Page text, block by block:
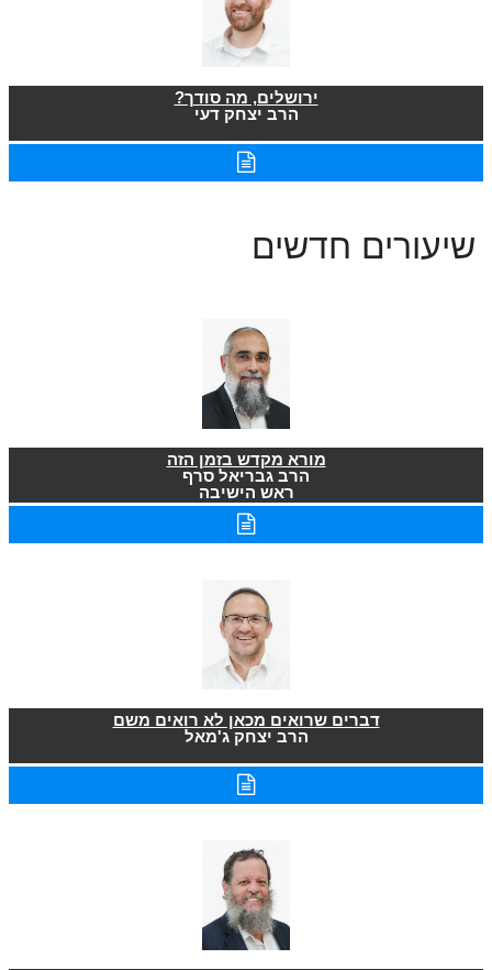
ירושלים, מה סודך?
הרב יצחק דעי
שיעורים חדשים
מורא מקדש בזמן הזה
הרב גבריאל סרף
ראש הישיבה
דברים שרואים מכאן לא רואים משם
הרב יצחק ג'מאל